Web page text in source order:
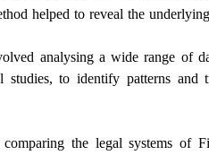
helped to reveal the
analysing a wide range of
studies, to identify patterns and
the legal systems of